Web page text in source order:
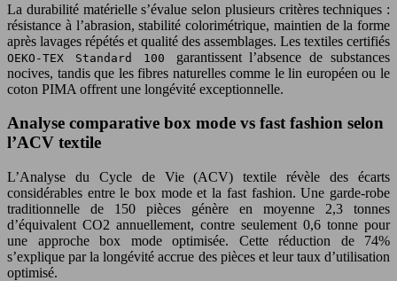
La durabilité matérielle s’évalue selon plusieurs critères techniques :
résistance à l’abrasion, stabilité colorimétrique, maintien de la forme
après lavages répétés et qualité des assemblages. Les textiles certifiés
OEKO-TEX Standard 100 garantissent l’absence de substances
nocives, tandis que les fibres naturelles comme le lin européen ou le
coton PIMA offrent une longévité exceptionnelle.
Analyse comparative box mode vs fast fashion selon
l’ACV textile
L’Analyse du Cycle de Vie (ACV) textile révèle des écarts
considérables entre le box mode et la fast fashion. Une garde-robe
traditionnelle de 150 pièces génère en moyenne 2,3 tonnes
d’équivalent CO2 annuellement, contre seulement 0,6 tonne pour
une approche box mode optimisée. Cette réduction de 74%
s’explique par la longévité accrue des pièces et leur taux d’utilisation
optimisé.